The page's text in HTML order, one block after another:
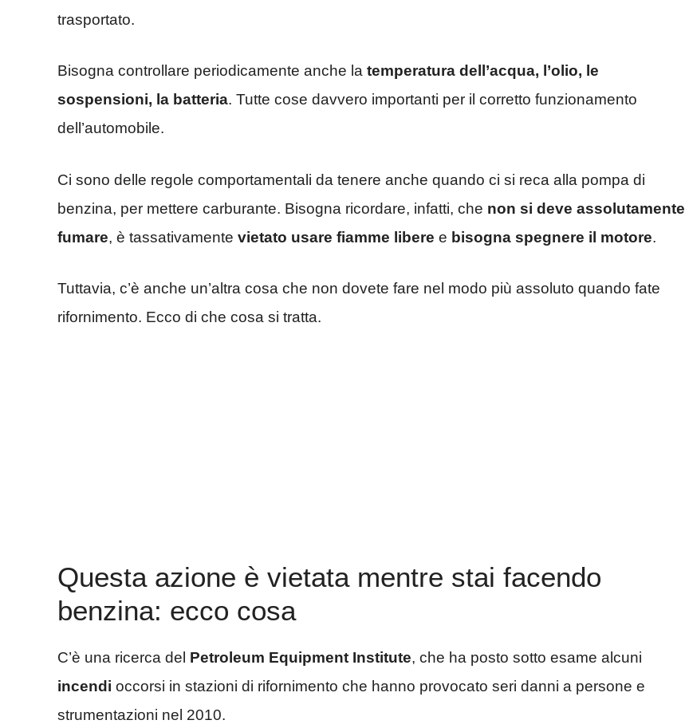
trasportato.
Bisogna controllare periodicamente anche la temperatura dell’acqua, l’olio, le
sospensioni, la batteria. Tutte cose davvero importanti per il corretto funzionamento
dell’automobile.
Ci sono delle regole comportamentali da tenere anche quando ci si reca alla pompa di
benzina, per mettere carburante. Bisogna ricordare, infatti, che non si deve assolutamente
fumare, è tassativamente vietato usare fiamme libere e bisogna spegnere il motore.
Tuttavia, c’è anche un’altra cosa che non dovete fare nel modo più assoluto quando fate
rifornimento. Ecco di che cosa si tratta.
Questa azione è vietata mentre stai facendo
benzina: ecco cosa
C’è una ricerca del Petroleum Equipment Institute, che ha posto sotto esame alcuni
incendi occorsi in stazioni di rifornimento che hanno provocato seri danni a persone e
strumentazioni nel 2010.